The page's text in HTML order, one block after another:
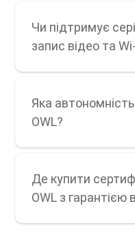
Чи підтримує
запис відео та
Яка автономність
OWL?
Де купити
OWL з гарантією